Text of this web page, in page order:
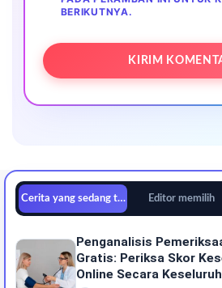
BERIKUTNYA.
Cerita yang sedang tren Editor memilih
Penganalisis
Gratis: Periksa Skor
Online Secara